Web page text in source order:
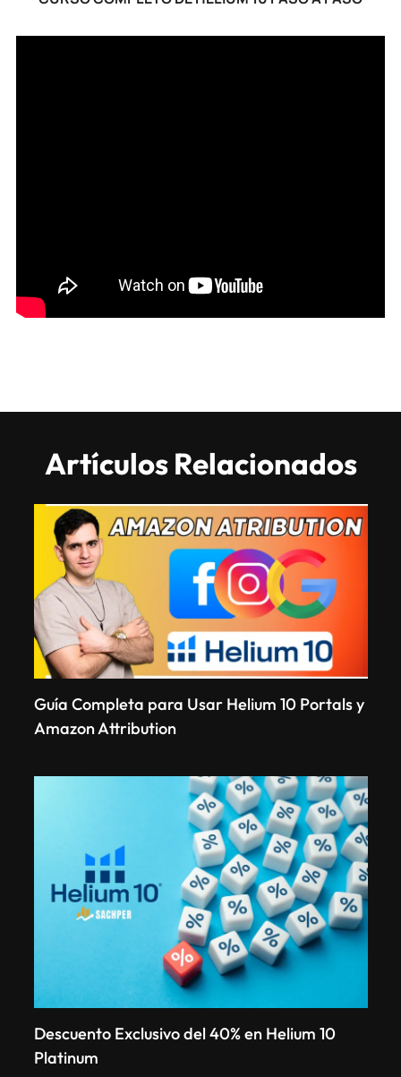
Artículos Relacionados
Guía Completa para Usar Helium 10 Portals y
Amazon Attribution
Descuento Exclusivo del 40% en Helium 10
Platinum